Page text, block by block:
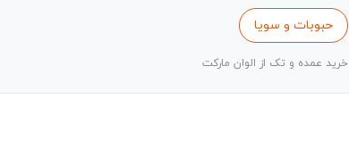
حبوبات و سویا
خرید عمده و تک از الوان مارکت